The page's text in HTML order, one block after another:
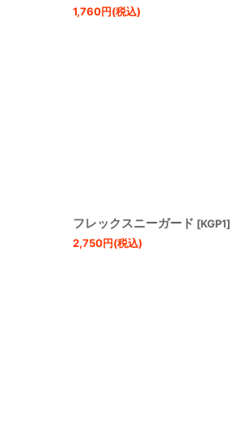
1,760円(税込)
フレックスニーガード [KGP1]
2,750円(税込)